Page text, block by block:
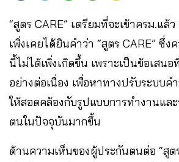
“สูตร CARE” เตรียมที่จะเข้าครม.แล้
เพิ่งเคยได้ยินคำว่า “สูตร CARE” ซึ่ง
นี้ไม่ได้เพิ่งเกิดขึ้น เพราะเป็นข้อเสน
อย่างต่อเนื่อง เพื่อหาทางปรับระบบ
ให้สอดคล้องกับรูปแบบการทำงานแล
ตนในปัจจุบันมากขึ้น
ด้านความเห็นของผู้ประกันตนต่อ “สูต